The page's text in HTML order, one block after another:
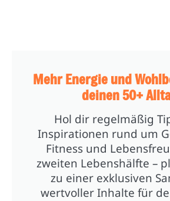
Mehr Energie und
deinen 50+
Hol dir regelmäßig
Inspirationen rund um
Fitness und
zweiten Lebenshälfte –
zu einer exklusiven
wertvoller Inhalte für